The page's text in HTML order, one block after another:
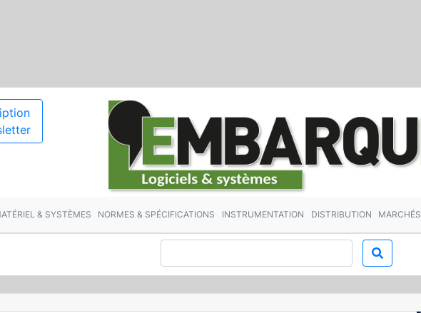
& SYSTÈMES NORMES & SPÉCIFICATIONS INSTRUMENTATION DISTRIBUTION MARCHÉS